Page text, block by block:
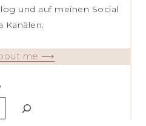
und auf meinen Social
Kanälen.
me ⟶